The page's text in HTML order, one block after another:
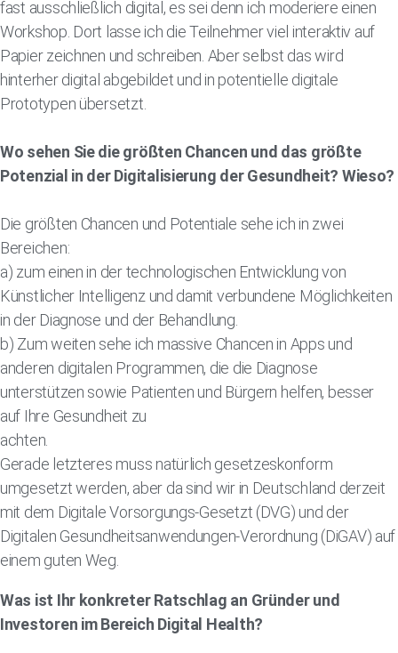
fast ausschließlich digital, es sei denn ich moderiere einen
Workshop. Dort lasse ich die Teilnehmer viel interaktiv auf
Papier zeichnen und schreiben. Aber selbst das wird
hinterher digital abgebildet und in potentielle digitale
Prototypen übersetzt.
Wo sehen Sie die größten Chancen und das größte
Potenzial in der Digitalisierung der Gesundheit? Wieso?
Die größten Chancen und Potentiale sehe ich in zwei
Bereichen:
a) zum einen in der technologischen Entwicklung von
Künstlicher Intelligenz und damit verbundene Möglichkeiten
in der Diagnose und der Behandlung.
b) Zum weiten sehe ich massive Chancen in Apps und
anderen digitalen Programmen, die die Diagnose
unterstützen sowie Patienten und Bürgern helfen, besser
auf Ihre Gesundheit zu
achten.
Gerade letzteres muss natürlich gesetzeskonform
umgesetzt werden, aber da sind wir in Deutschland derzeit
mit dem Digitale Vorsorgungs-Gesetzt (DVG) und der
Digitalen Gesundheitsanwendungen-Verordnung (DiGAV) auf
einem guten Weg.
Was ist Ihr konkreter Ratschlag an Gründer und
Investoren im Bereich Digital Health?